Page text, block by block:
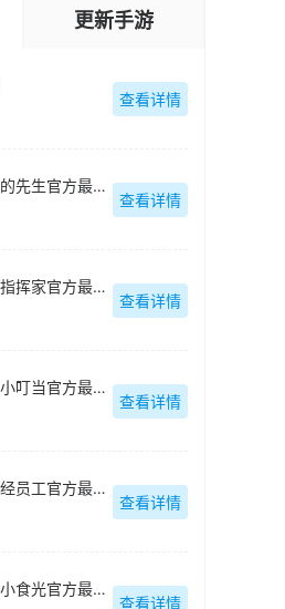
更新手游
查看详情
作怪的先生官方最新版
查看详情
战场指挥家官方最新版
查看详情
战斗小叮当官方最新版
查看详情
不正经员工官方最新版
查看详情
解忧小食光官方最新版
查看详情